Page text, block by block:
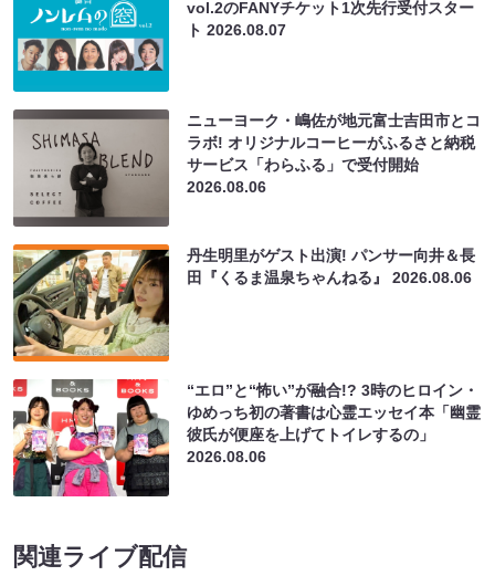
vol.2のFANYチケット1次先行受付スター
ト2026.08.07
ニューヨーク・嶋佐が地元富士吉田市とコ
ラボ! オリジナルコーヒーがふるさと納税
サービス「わらふる」で受付開始
2026.08.06
丹生明里がゲスト出演! パンサー向井＆長
田『くるま温泉ちゃんねる』2026.08.06
“エロ”と“怖い”が融合!? 3時のヒロイン・
ゆめっち初の著書は心霊エッセイ本「幽霊
彼氏が便座を上げてトイレするの」
2026.08.06
関連ライブ配信